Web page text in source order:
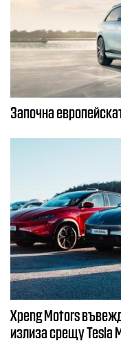
Започна
Xpeng Motors
излиза срещу Tesla